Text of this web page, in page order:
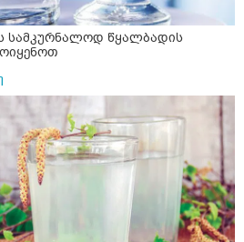
სამკურნალოდ წყალბადის